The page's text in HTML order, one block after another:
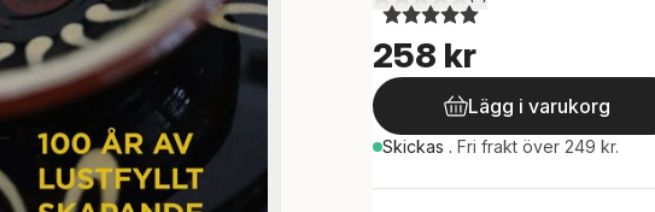
5,0utav 5 stjärnor. Totalt antal röster:
258 kr
Lägg i varukorg
Skickas . Fri frakt över 249 kr.